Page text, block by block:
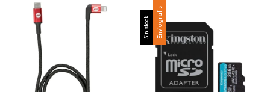
Sin stock Envío gratis